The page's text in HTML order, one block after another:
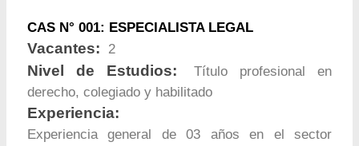
CAS N° 001: ESPECIALISTA LEGAL
Vacantes: 2
Nivel de Estudios:
Título profesional en
derecho, colegiado y habilitado
Experiencia:
Experiencia general de 03 años en el sector